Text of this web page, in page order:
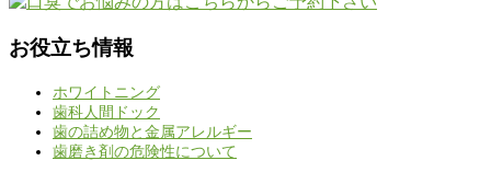
お役立ち情報
ホワイトニング
歯科人間ドック
歯の詰め物と金属アレルギー
歯磨き剤の危険性について